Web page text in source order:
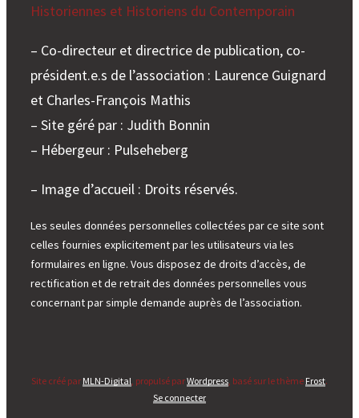
Historiennes et Historiens du Contemporain
– Co-directeur et directrice de publication, co-
président.e.s de l’association : Laurence Guignard
et Charles-François Mathis
– Site géré par : Judith Bonnin
– Hébergeur : Pulseheberg
– Image d’accueil : Droits réservés.
Les seules données personnelles collectées par ce site sont
celles fournies explicitement par les utilisateurs via les
formulaires en ligne. Vous disposez de droits d’accès, de
rectification et de retrait des données personnelles vous
concernant par simple demande auprès de l’association.
Site créé par MLN-Digital , propulsé parWordpress , basé sur le thème Frost.
Se connecter